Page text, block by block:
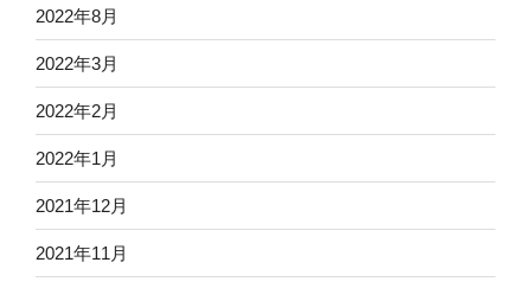
2022年8月
2022年3月
2022年2月
2022年1月
2021年12月
2021年11月